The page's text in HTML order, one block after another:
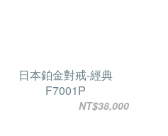
日本鉑金對戒-經典
F7001P
NT$38,000